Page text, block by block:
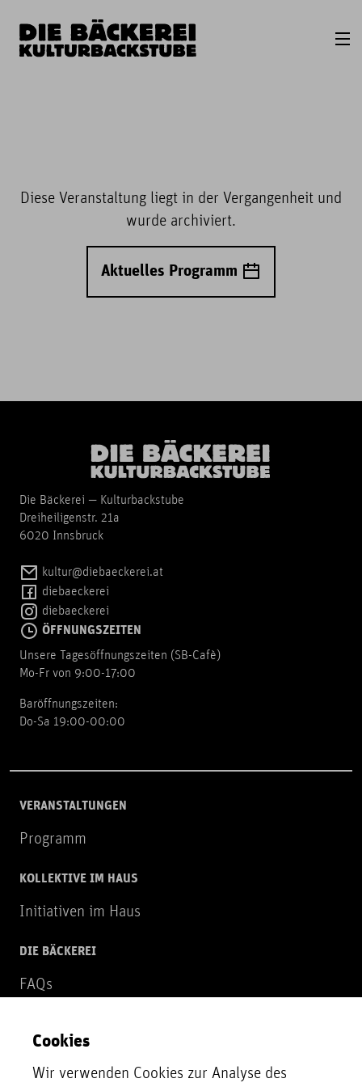
Diese Veranstaltung liegt in der Vergangenheit und
wurde archiviert.
Aktuelles Programm
Die Bäckerei — Kulturbackstube
Dreiheiligenstr. 21a
6020 Innsbruck
kultur@diebaeckerei.at
diebaeckerei
diebaeckerei
ÖFFNUNGSZEITEN
Unsere Tagesöffnungszeiten (SB-Cafè)
Mo-Fr von 9:00-17:00
Baröffnungszeiten:
Do-Sa 19:00-00:00
VERANSTALTUNGEN
Programm
KOLLEKTIVE IM HAUS
Initiativen im Haus
DIE BÄCKEREI
FAQs
NEWSLETTER
Zur Newsletter Anmeldung
Cookies
Wir verwenden Cookies zur Analyse des